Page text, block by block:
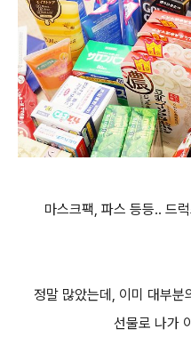
마스크팩, 파스 등등.. 드
정말 많았는데, 이미 대부분
선물로 나가